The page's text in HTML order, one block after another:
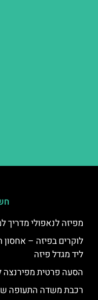
מפיזה לנאפולי מדריך
לוקרים בפיזה – אחסון
ליד מגדל פיזה
הסעה פרטית
רכבת משדה התעופה